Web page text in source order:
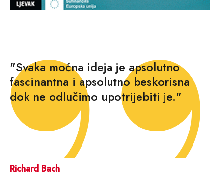
"Svaka moćna ideja je apsolutno
fascinantna i apsolutno beskorisna
dok ne odlučimo upotrijebiti je."
Richard Bach